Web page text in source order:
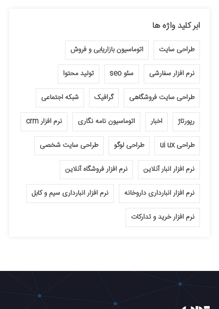
ابر کلید واژه ها
طراحی سایت اتوماسیون بازاریابی و فروش
نرم افزار سفارشی سئو seo تولید محتوا
طراحی سایت فروشگاهی گرافیک شبکه اجتماعی
رپورتاژ اخبار اتوماسیون نامه نگاری نرم افزار crm
طراحی ui ux طراحی لوگو طراحی سایت شخصی
نرم افزار انبار آنلاین نرم افزار فروشگاه آنلاین
نرم افزار انبارداری داروخانه نرم افزار انبارداری سیم و کابل
نرم افزار خرید و تدارکات